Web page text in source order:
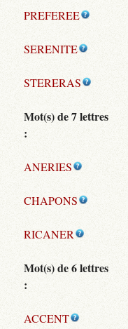
PREFEREE
SERENITE
STERERAS
Mot(s) de 7 lettres
:
ANERIES
CHAPONS
RICANER
Mot(s) de 6 lettres
:
ACCENT